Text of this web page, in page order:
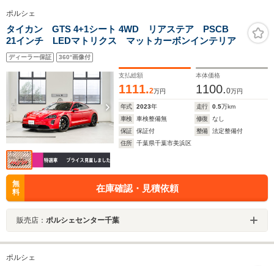
ポルシェ
タイカン GTS 4+1シート 4WD リアステア PSCB
21インチ LEDマトリクス マットカーボンインテリア
ディーラー保証 360°画像付
支払総額
1111.2万円
本体価格
1100.0万円
年式 2023年 走行 0.5万km
車検
車検整備無 修復
なし
保証
保証付 整備
法定整備付
住所
千葉県千葉市美浜区
無
料
在庫確認・見積依頼
販売店： ポルシェセンター千葉
ポルシェ